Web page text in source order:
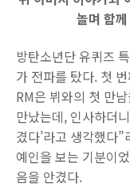
놀며 함
방탄소년단 유퀴즈
가 전파를 탔다. 첫
RM은 뷔와의 첫 만
만났는데, 인사하더
겼다’라고 생각했다
예인을 보는 기분이
음을 안겼다.